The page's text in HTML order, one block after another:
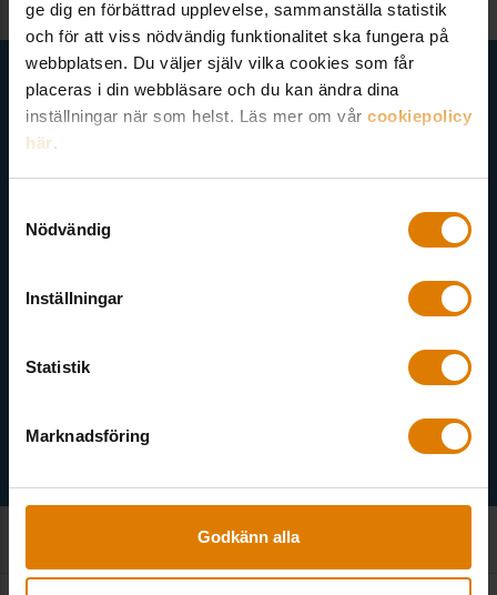
ge dig en förbättrad upplevelse, sammanställa statistik
och för att viss nödvändig funktionalitet ska fungera på
webbplatsen. Du väljer själv vilka cookies som får
placeras i din webbläsare och du kan ändra dina
inställningar när som helst. Läs mer om vår cookiepolicy
här.
Nödvändig
Inställningar
Statistik
Marknadsföring
Godkänn alla
Få senaste nytt direkt i din inkorg
Här kan du välja att prenumerera på våra olika nyhetsbrev och
utskick. Nyheter från Sveriges Allmännytta, Allmännyttan
Akademi, Allmännyttans Klimatinitiativ och för dig som är
Välj ämne